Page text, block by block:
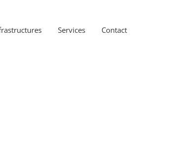
Services Contact